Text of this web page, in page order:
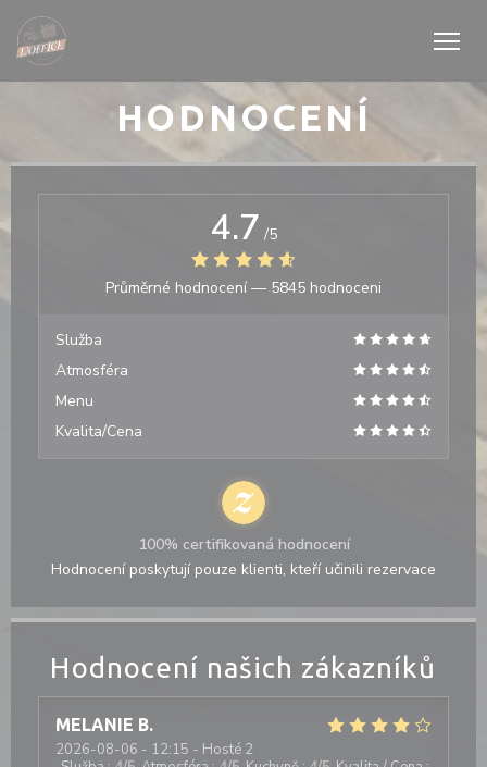
Panel pro správu cookies
HODNOCENÍ
Hodnocení našich zákazníků
MELANIE B
2026-08-06 - 12:15 - Hosté 2
4.7 /5
Průměrné hodnocení — 5845 hodnoceni
Služba
Atmosféra
Menu
Kvalita/Cena
100% certifikovaná hodnocení
Hodnocení poskytují pouze klienti, kteří učinili rezervace